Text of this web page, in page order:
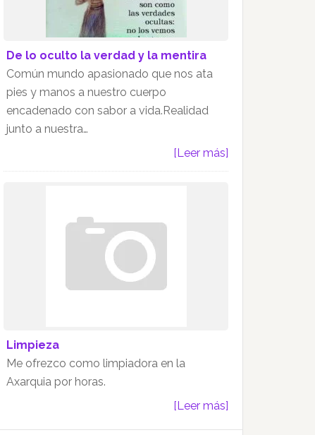
De lo oculto la verdad y la mentira
Común mundo apasionado que nos ata
pies y manos a nuestro cuerpo
encadenado con sabor a vida.Realidad
junto a nuestra…
[Leer más]
Limpieza
Me ofrezco como limpiadora en la
Axarquia por horas.
[Leer más]